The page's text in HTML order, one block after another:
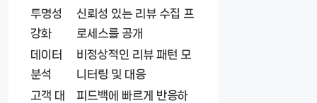
투명성
강화
신뢰성 있는 리뷰 수집 프
로세스를 공개
데이터
분석
비정상적인 리뷰 패턴 모
니터링 및 대응
고객 대
피드백에 빠르게 반응하